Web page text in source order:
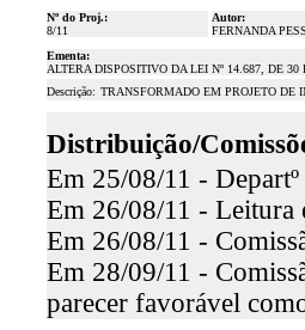
Nº do Proj.:
8/11
Autor:
FERNANDA
Ementa:
ALTERA DISPOSITIVO DA LEI Nº 14.687, DE 30
Descrição: TRANSFORMADO EM PROJETO DE
Distribuição/
Em 25/08/11 -
Em 26/08/11 - Leitura
Em 26/08/11 -
Em 28/09/11 -
parecer favorável